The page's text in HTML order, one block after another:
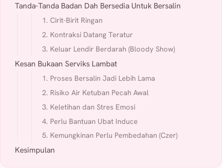
Tanda-Tanda Badan Dah Bersedia Untuk Bersalin
1. Cirit-Birit Ringan
2. Kontraksi Datang Teratur
3. Keluar Lendir Berdarah (Bloody Show)
Kesan Bukaan Serviks Lambat
1. Proses Bersalin Jadi Lebih Lama
2. Risiko Air Ketuban Pecah Awal
3. Keletihan dan Stres Emosi
4. Perlu Bantuan Ubat Induce
5. Kemungkinan Perlu Pembedahan (Czer)
Kesimpulan